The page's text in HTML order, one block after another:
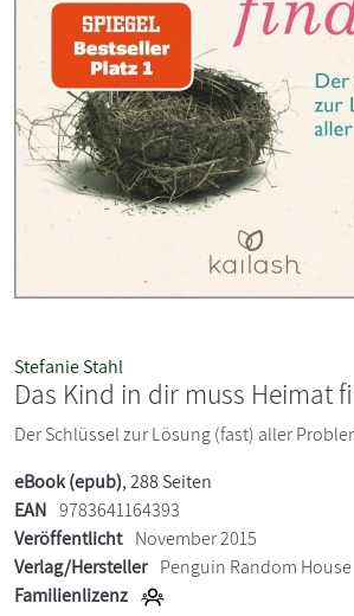
Stefanie Stahl
Das Kind in dir muss Heimat
Der Schlüssel zur Lösung (fast) aller
eBook (epub), 288 Seiten
EAN 9783641164393
Veröffentlicht November 2015
Verlag/Hersteller Penguin Random House
Familienlizenz